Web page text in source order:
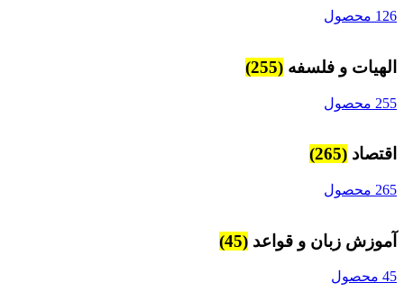
126 محصول
الهیات و فلسفه (255)
255 محصول
اقتصاد (265)
265 محصول
آموزش زبان و قواعد (45)
45 محصول